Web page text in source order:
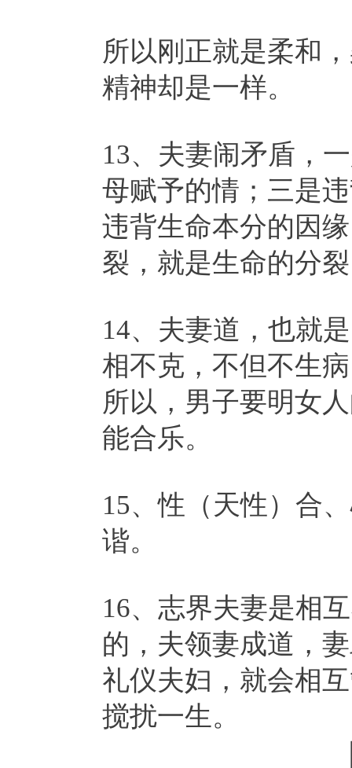
所以刚正就是柔和
精神却是一样。
13、夫妻闹矛盾，
母赋予的情；三是
违背生命本分的因
裂，就是生命的分
14、夫妻道，也就
相不克，不但不生
所以，男子要明女
能合乐。
15、性（天性）合
谐。
16、志界夫妻是相
的，夫领妻成道，
礼仪夫妇，就会相
搅扰一生。